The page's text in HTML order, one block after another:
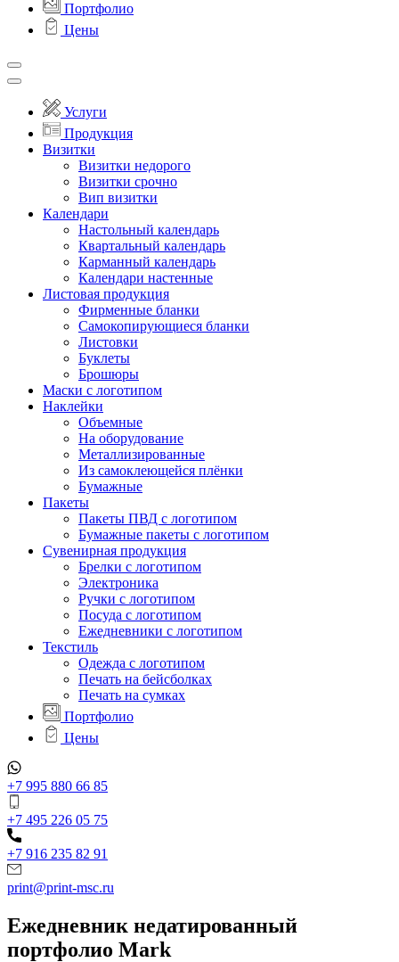
Портфолио
Цены
Услуги
Продукция
Визитки
Визитки недорого
Визитки срочно
Вип визитки
Календари
Настольный календарь
Квартальный календарь
Карманный календарь
Календари настенные
Листовая продукция
Фирменные бланки
Самокопирующиеся бланки
Листовки
Буклеты
Брошюры
Маски с логотипом
Наклейки
Объемные
На оборудование
Металлизированные
Из самоклеющейся плёнки
Бумажные
Пакеты
Пакеты ПВД с логотипом
Бумажные пакеты с логотипом
Сувенирная продукция
Брелки с логотипом
Электроника
Ручки с логотипом
Посуда с логотипом
Ежедневники с логотипом
Текстиль
Одежда с логотипом
Печать на бейсболках
Печать на сумках
Портфолио
Цены
+7 995 880 66 85
+7 495 226 05 75
+7 916 235 82 91
print@print-msc.ru
Ежедневник недатированный
портфолио Mark